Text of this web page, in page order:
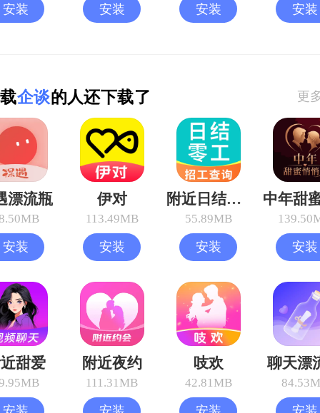
安装 安装 安装 安装
企谈的人还下载了 更
漂流瓶
安装
伊对
113.49MB
安装
附近日结临时工
55.89MB
安装 安装
甜爱 附近夜约
111.31MB
吱欢
42.81MB
聊天漂